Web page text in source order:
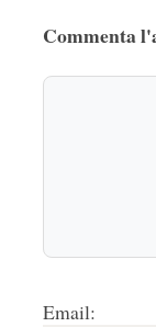
Commenta
Email: